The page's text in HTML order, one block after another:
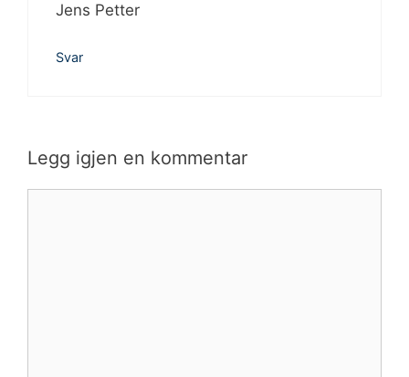
Jens Petter
Svar
Legg igjen en kommentar